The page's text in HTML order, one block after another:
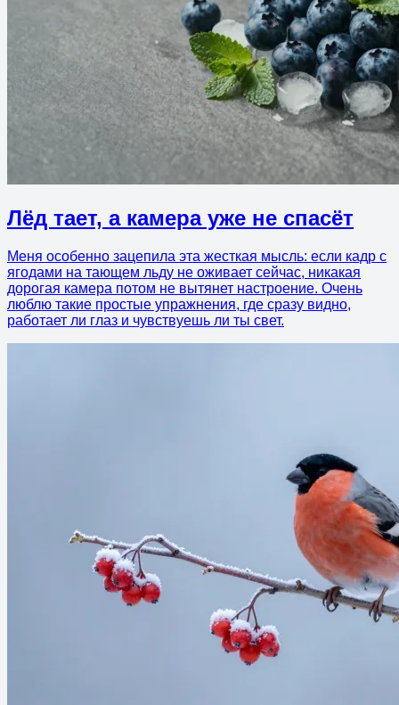
Лёд тает, а камера уже не спасёт
Меня особенно зацепила эта жесткая мысль: если кадр с
ягодами на тающем льду не оживает сейчас, никакая
дорогая камера потом не вытянет настроение. Очень
люблю такие простые упражнения, где сразу видно,
работает ли глаз и чувствуешь ли ты свет.